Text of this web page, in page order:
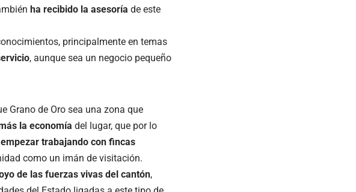
ha recibido la asesoría de este
principalmente en temas
, aunque sea un negocio pequeño
Grano de Oro sea una zona que
la economía del lugar, que por lo
empezar trabajando con fincas
como un imán de visitación.
de las fuerzas vivas del cantón,